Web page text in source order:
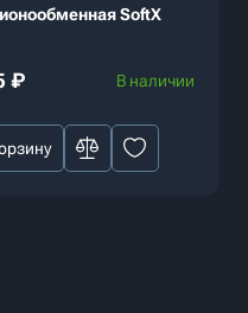
SoftX
₽ В наличии